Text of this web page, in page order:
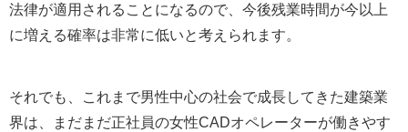
法律が適用されることになるので、今後残業時間が今以上
に増える確率は非常に低いと考えられます。
それでも、これまで男性中心の社会で成長してきた建築業
界は、まだまだ正社員の女性CADオペレーターが働きやす